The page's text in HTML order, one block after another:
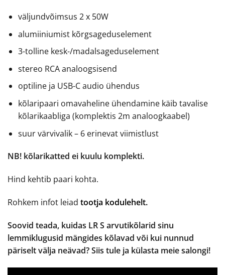
väljundvõimsus 2 x 50W
alumiiniumist kõrgsageduselement
3-tolline kesk-/madalsageduselement
stereo RCA analoogsisend
optiline ja USB-C audio ühendus
kõlaripaari omavaheline ühendamine käib tavalise
kõlarikaabliga (komplektis 2m analoogkaabel)
suur värvivalik – 6 erinevat viimistlust
NB! kõlarikatted ei kuulu komplekti.
Hind kehtib paari kohta.
Rohkem infot leiad tootja kodulehelt.
Soovid teada, kuidas LR S arvutikõlarid sinu
lemmiklugusid mängides kõlavad või kui nunnud
päriselt välja neävad? Siis tule ja külasta meie salongi!